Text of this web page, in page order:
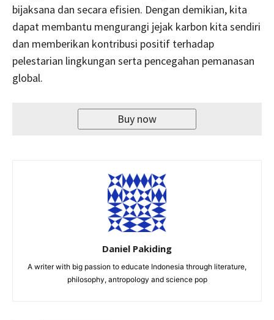
bijaksana dan secara efisien. Dengan demikian, kita
dapat membantu mengurangi jejak karbon kita sendiri
dan memberikan kontribusi positif terhadap
pelestarian lingkungan serta pencegahan pemanasan
global.
Buy now
Daniel Pakiding
A writer with big passion to educate Indonesia through literature,
philosophy, antropology and science pop